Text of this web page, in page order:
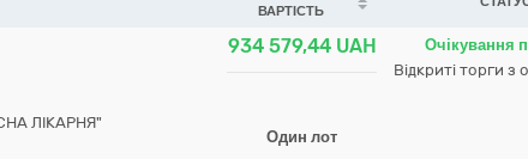
ВАРТІСТЬ
ЛІКАРНЯ"
934 579,44 UAH
Один лот
Очікування
Відкриті торги